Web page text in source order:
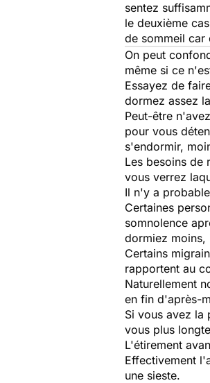
sentez
le deuxième
de sommeil car
On peut
même si ce
Essayez de
dormez assez
Peut-être
pour vous
s'endormir,
Les besoins de
vous verrez
Il n'y a
Certaines
somnolence
dormiez moins,
Certains
rapportent au
Naturellement
en fin d'après-
Si vous avez la
vous plus
L'étirement
Effectivement
une sieste.